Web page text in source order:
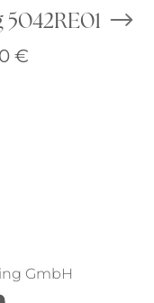
5042RE01
€
GmbH